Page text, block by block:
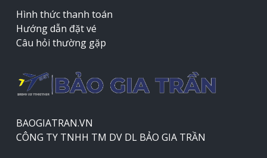
Hình thức thanh toán
Hướng dẫn đặt vé
Câu hỏi thường gặp
BAOGIATRAN.VN
CÔNG TY TNHH TM DV DL BẢO GIA TRẦN